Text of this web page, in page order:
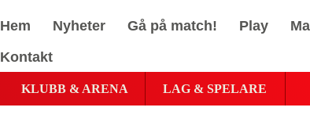
Hem Nyheter Gå på match! Play
Kontakt
KLUBB & ARENA LAG & SPELARE